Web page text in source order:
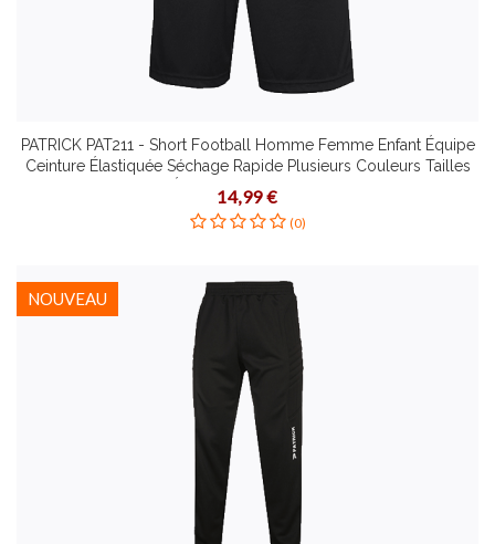
PATRICK PAT211 - Short Football Homme Femme Enfant Équipe
Ceinture Élastiquée Séchage Rapide Plusieurs Couleurs Tailles
Étirement Dynamique
14,99 €
(0)
NOUVEAU